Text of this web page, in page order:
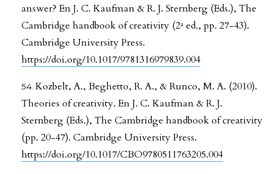
answer? En J. C. Kaufman & R. J. Sternberg (Eds.), The
Cambridge handbook of creativity (2ª ed., pp. 27-43).
Cambridge University Press.
https://doi.org/10.1017/9781316979839.004
Kozbelt, A., Beghetto, R. A., & Runco, M. A. (2010).
Theories of creativity. En J. C. Kaufman & R. J.
Sternberg (Eds.), The Cambridge handbook of creativity
(pp. 20-47). Cambridge University Press.
https://doi.org/10.1017/CBO9780511763205.004